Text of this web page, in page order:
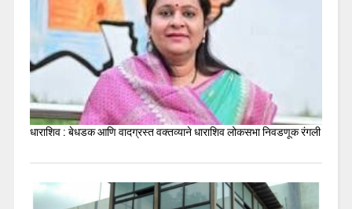
धाराशिव : बेधडक आणि वादग्रस्त वक्तव्याने धाराशिव लोकसभा निवडणूक रंगली